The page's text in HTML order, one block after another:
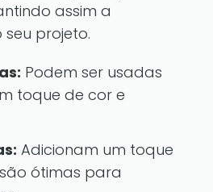
assim a
projeto.
Podem ser usadas
toque de cor e
Adicionam um toque
ótimas para